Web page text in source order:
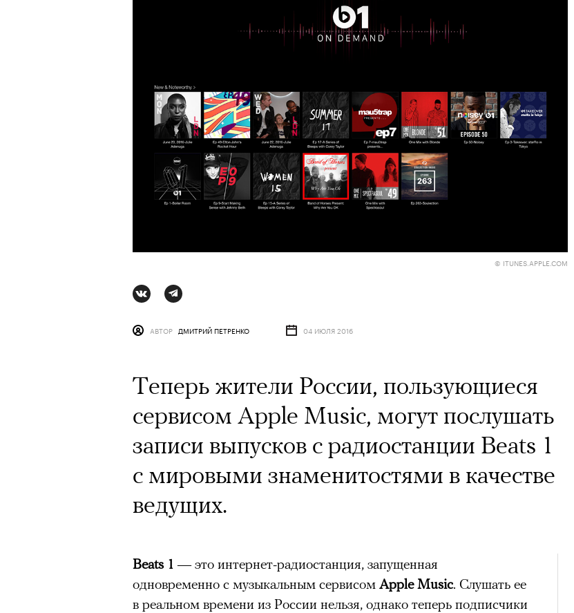
© ITUNES.APPLE.COM
АВТОР ДМИТРИЙ ПЕТРЕНКО 04 ИЮЛЯ 2016
Теперь жители России, пользующиеся
сервисом Apple Music, могут послушать
записи выпусков с радиостанции Beats 1
с мировыми знаменитостями в качестве
ведущих.
Beats 1— это интернет-радиостанция, запущенная
одновременно с музыкальным сервисом Apple Music. Слушать ее
в реальном времени из России нельзя, однако теперь подписчики